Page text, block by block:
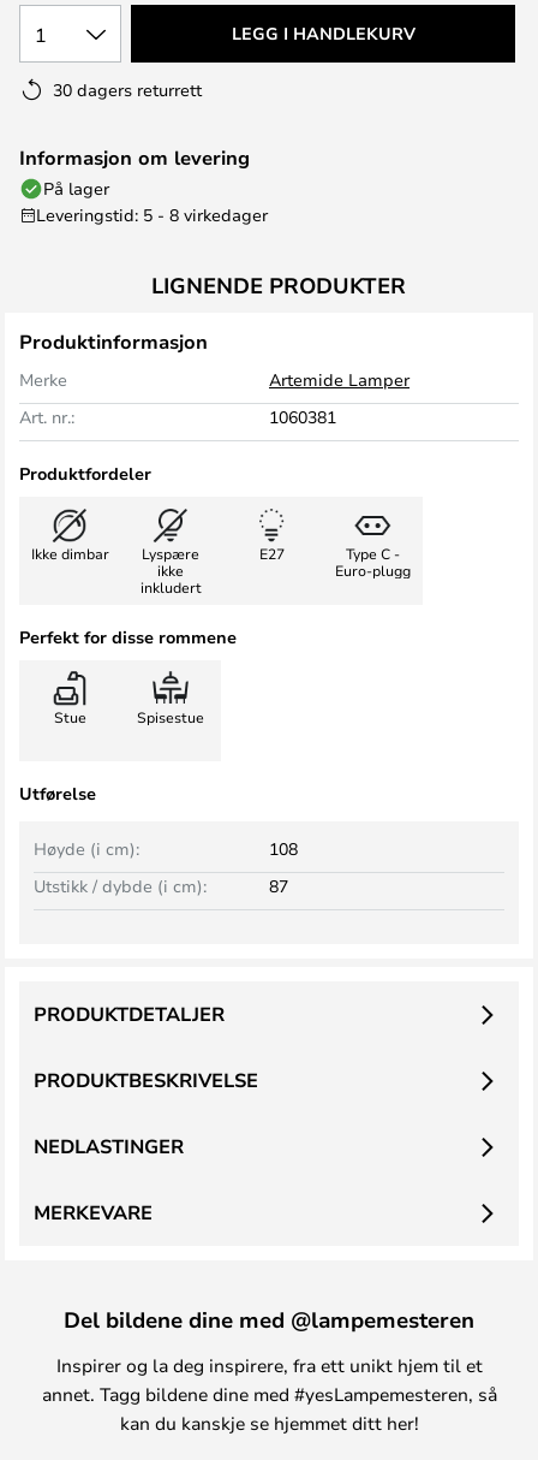
1 LEGG I HANDLEKURV
30 dagers returrett
Informasjon om levering
På lager
Leveringstid: 5 - 8 virkedager
LIGNENDE PRODUKTER
Produktinformasjon
Merke
Artemide Lamper
Art. nr.:
1060381
Produktfordeler
Ikke dimbar
Lyspære
ikke
inkludert
E27
Type C -
Euro-plugg
Perfekt for disse rommene
Stue Spisestue
Utførelse
Høyde (i cm):
108
Utstikk / dybde (i cm):
87
PRODUKTBESKRIVELSE
PRODUKTDETALJER
NEDLASTINGER
MERKEVARE
Del bildene dine med @lampemesteren
Inspirer og la deg inspirere, fra ett unikt hjem til et
annet. Tagg bildene dine med #yesLampemesteren, så
kan du kanskje se hjemmet ditt her!